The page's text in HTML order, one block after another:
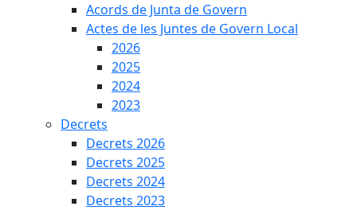
Acords de Junta de Govern
Actes de les Juntes de Govern Local
2026
2025
2024
2023
Decrets
Decrets 2026
Decrets 2025
Decrets 2024
Decrets 2023